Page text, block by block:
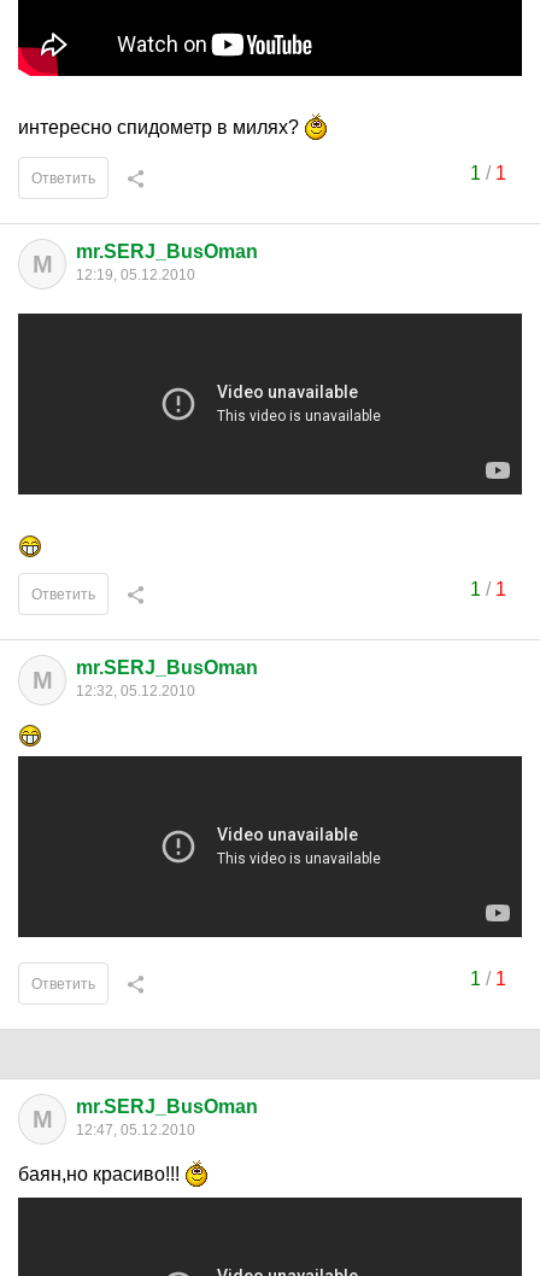
интересно спидометр в милях?
1 / 1
Ответить
M mr.SERJ_BusOman
12:19, 05.12.2010
1 / 1
Ответить
M mr.SERJ_BusOman
12:32, 05.12.2010
1 / 1
Ответить
M mr.SERJ_BusOman
12:47, 05.12.2010
баян,но красиво!!!